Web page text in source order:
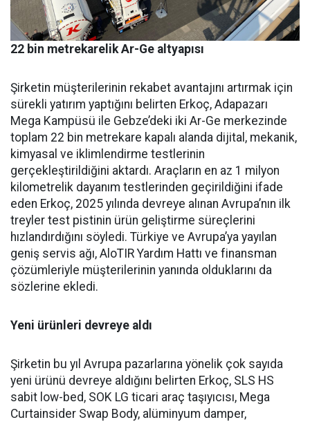
22 bin metrekarelik Ar-Ge altyapısı
Şirketin müşterilerinin reka­bet avantajını artırmak için
sü­rekli yatırım yaptığını belirten Erkoç, Adapazarı
Mega Kampü­sü ile Gebze’deki iki Ar-Ge mer­kezinde
toplam 22 bin metreka­re kapalı alanda dijital, mekanik,
kimyasal ve iklimlendirme test­lerinin
gerçekleştirildiğini ak­tardı. Araçların en az 1 milyon
kilometrelik dayanım testlerin­den geçirildiğini ifade
eden Er­koç, 2025 yılında devreye alınan Avrupa’nın ilk
treyler test pisti­nin ürün geliştirme süreçlerini
hızlandırdığını söyledi. Türkiye ve Avrupa’ya yayılan
geniş ser­vis ağı, AloTIR Yardım Hattı ve finansman
çözümleriyle müşte­rilerinin yanında olduklarını da
sözlerine ekledi.
Yeni ürünleri devreye aldı
Şirketin bu yıl Avrupa pazar­larına yönelik çok sayıda
yeni ürünü devreye aldığını belirten Erkoç, SLS HS
sabit low-bed, SOK LG ticari araç taşıyıcısı, Mega
Curtainsider Swap Body, alüminyum damper,